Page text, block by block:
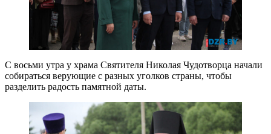
С восьми утра у храма Святителя Николая Чудотворца начали
собираться верующие с разных уголков страны, чтобы
разделить радость памятной даты.